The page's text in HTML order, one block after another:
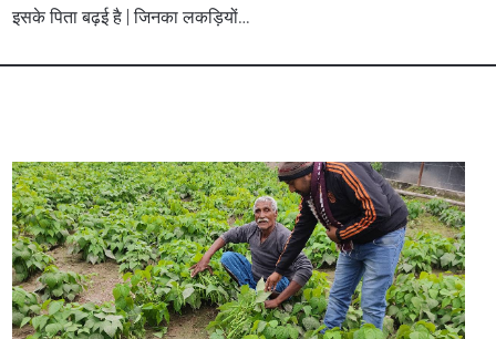
इसके पिता बढ़ई है | जिनका लकड़ियों…